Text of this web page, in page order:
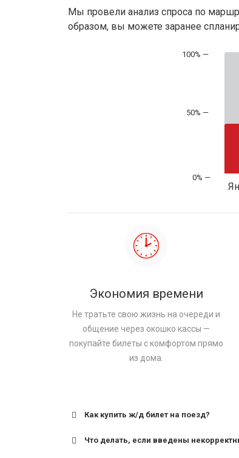
Мы провели анализ спроса по
образом, вы можете заранее
50% —
Экономия времени
Не тратьте свою жизнь на очереди и
общение через окошко кассы —
покупайте билеты с комфортом прямо
из дома.
Как купить ж/д билет на поезд?
Что делать, если введены